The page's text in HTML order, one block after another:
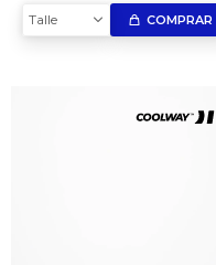
Talle COMPRAR